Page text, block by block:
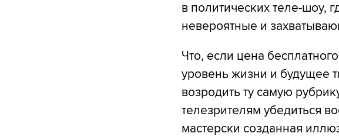
в политических теле-шоу,
невероятные и
Что, если цена
уровень жизни и будущее
возродить ту самую
телезрителям убедиться
мастерски созданная